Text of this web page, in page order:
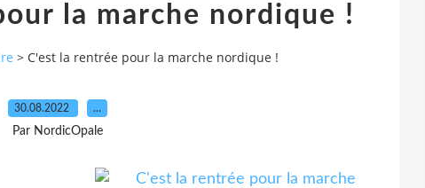
la marche nordique !
> C'est la rentrée pour la marche nordique !
30.08.2022 …
Par NordicOpale